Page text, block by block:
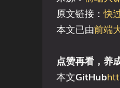
原文链接：快
本文已由前端
点赞再看，养
本文GitHub